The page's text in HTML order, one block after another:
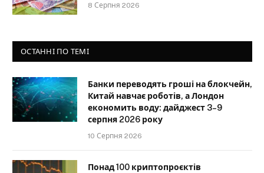
8 Серпня 2026
ОСТАННІ ПО ТЕМІ
Банки переводять гроші на блокчейн,
Китай навчає роботів, а Лондон
економить воду: дайджест 3–9
серпня 2026 року
10 Серпня 2026
Понад 100 криптопроєктів